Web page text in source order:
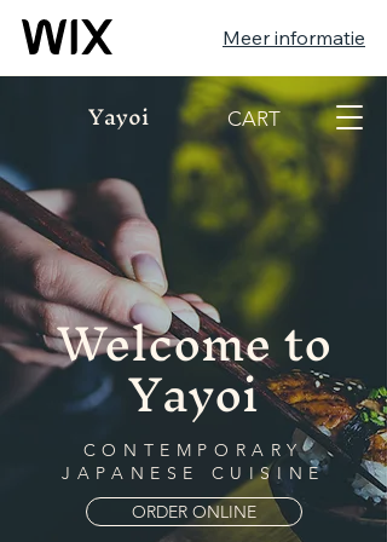
Meer informatie